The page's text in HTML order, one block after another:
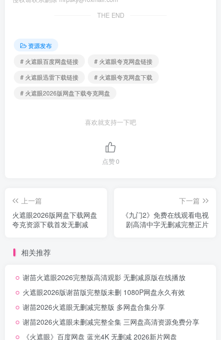
THE END
资源发布
# 火遮眼百度网盘链接
# 火遮眼夸克网盘链接
# 火遮眼迅雷下载链接
# 火遮眼夸克网盘下载
# 火遮眼2026版网盘下载夸克网盘
喜欢就支持一下吧
点赞0
上一篇
火遮眼2026版网盘下载网盘
夸克资源下载首发无删减
下一篇
《九门2》免费在线观看电视
剧高清中字无删减完整正片
相关推荐
谢苗火遮眼2026完整版高清观影 无删减原版在线播放
火遮眼2026版谢苗版完整版未删 1080P网盘永久有效
谢苗2026火遮眼无删减完整版 多网盘合集分享
谢苗2026火遮眼未删减完整全集 三网盘高清资源免费分享
《火遮眼》百度网盘 蓝光4K 无删减 2026新片网盘